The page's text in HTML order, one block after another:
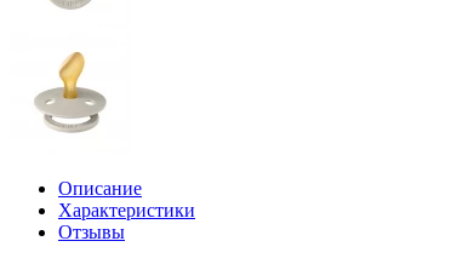
Описание
Характеристики
Отзывы